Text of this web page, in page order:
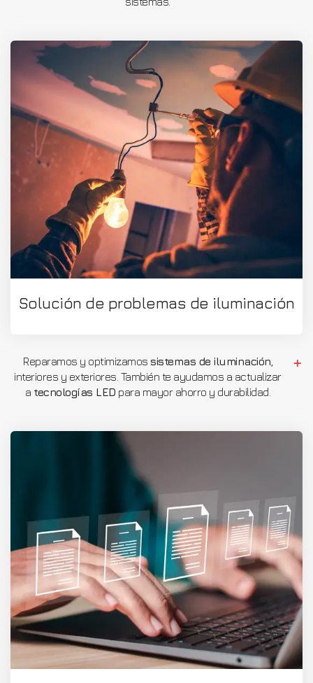
Solución de problemas de iluminación
Reparamos y optimizamos sistemas de iluminación
interiores y exteriores. También te ayudamos a actualizar
a tecnologías LED para mayor ahorro y durabilidad.